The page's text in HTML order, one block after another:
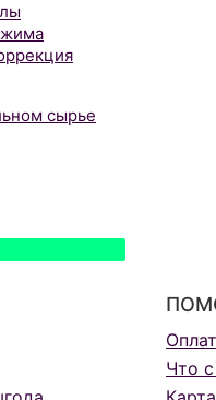
сырье
Что